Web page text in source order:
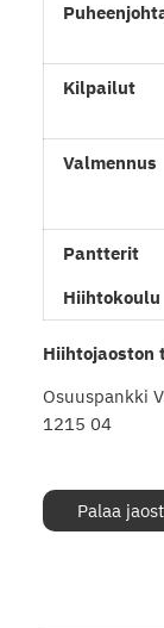
Kilpailut
Valmennus
Pantterit
Hiihtokoulu
Osuuspankki
1215 04
Palaa